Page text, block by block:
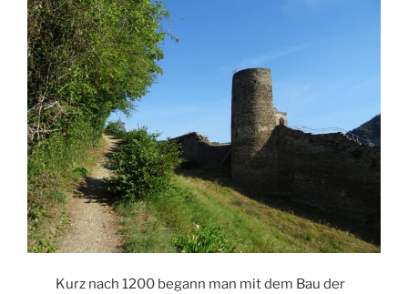
Kurz nach 1200 begann man mit dem Bau der